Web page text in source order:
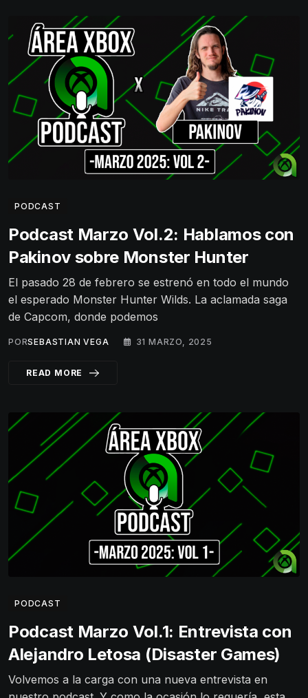
PODCAST
Podcast Marzo Vol.2: Hablamos con
Pakinov sobre Monster Hunter
El pasado 28 de febrero se estrenó en todo el mundo
el esperado Monster Hunter Wilds. La aclamada saga
de Capcom, donde podemos
PORSEBASTIAN VEGA 31 MARZO, 2025
READ MORE
PODCAST
Podcast Marzo Vol.1: Entrevista con
Alejandro Letosa (Disaster Games)
Volvemos a la carga con una nueva entrevista en